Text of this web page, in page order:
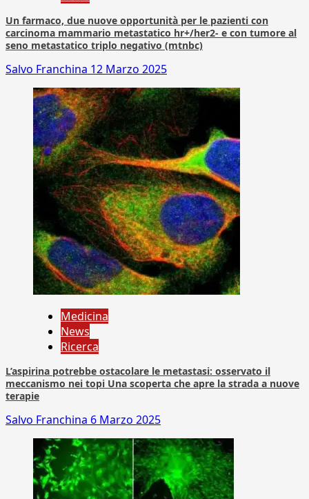
Un farmaco, due nuove opportunità per le pazienti con
carcinoma mammario metastatico hr+/her2- e con tumore al
seno metastatico triplo negativo (mtnbc)
Salvo Franchina 12 Marzo 2025
Medicina
News
Ricerca
L’aspirina potrebbe ostacolare le metastasi: osservato il
meccanismo nei topi Una scoperta che apre la strada a nuove
terapie
Salvo Franchina 6 Marzo 2025